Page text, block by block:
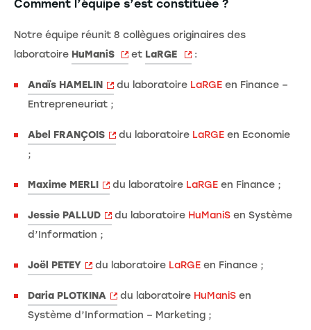
Comment l’équipe s’est constituée ?
Notre équipe réunit 8 collègues originaires des
laboratoire HuManiS et LaRGE :
Anaïs HAMELIN du laboratoire LaRGEen Finance –
Entrepreneuriat ;
Abel FRANÇOIS du laboratoire LaRGEen Economie
;
Maxime MERLI du laboratoire LaRGE en Finance ;
Jessie PALLUD du laboratoire HuManiSen Système
d’Information ;
Joël PETEY du laboratoire LaRGEen Finance ;
Daria PLOTKINA du laboratoire HuManiSen
Système d’Information – Marketing ;